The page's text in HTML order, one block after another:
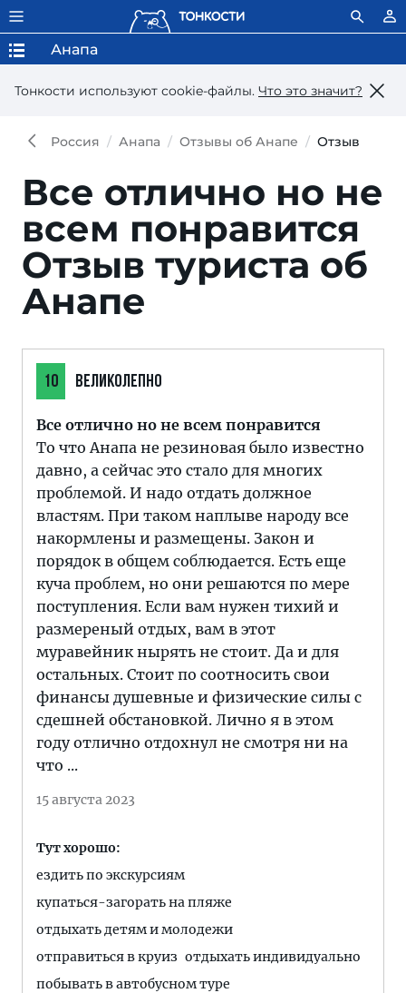
Тонкости используют сookie-файлы. Что это значит?
Анапа
Россия Анапа Отзывы об Анапе Отзыв
Все отлично но не
всем понравится
Отзыв туриста об
Анапе
10 ВЕЛИКОЛЕПНО
Все отлично но не всем понравится
То что Анапа не резиновая было известно
давно, а сейчас это стало для многих
проблемой. И надо отдать должное
властям. При таком наплыве народу все
накормлены и размещены. Закон и
порядок в общем соблюдается. Есть еще
куча проблем, но они решаются по мере
поступления. Если вам нужен тихий и
размереный отдых, вам в этот
муравейник нырять не стоит. Да и для
остальных. Стоит по соотносить свои
финансы душевные и физические силы с
сдешней обстановкой. Лично я в этом
году отлично отдохнул не смотря ни на
что ...
15 августа 2023
Тут хорошо:
ездить по экскурсиям
купаться-загорать на пляже
отдыхать детям и молодежи
отправиться в круиз отдыхать индивидуально
побывать в автобусном туре